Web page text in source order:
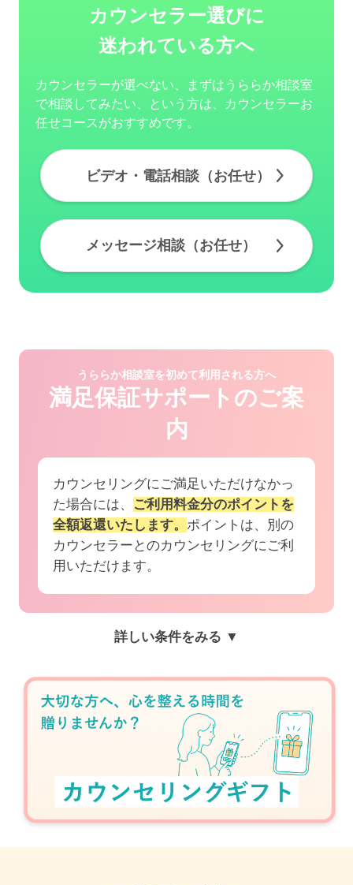
カウンセラー選びに
迷われている方へ
カウンセラーが選べない、まずはうららか相談室
で相談してみたい、という方は、カウンセラーお
任せコースがおすすめです。
ビデオ・電話相談（お任せ）
メッセージ相談（お任せ）
うららか相談室を初めて利用される方へ
満足保証サポートのご案
内
カウンセリングにご満足いただけなかっ
た場合には、
ご利用料金分のポイントを
全額返還いたします。 ポイントは、別の
カウンセラーとのカウンセリングにご利
用いただけます。
詳しい条件をみる ▼